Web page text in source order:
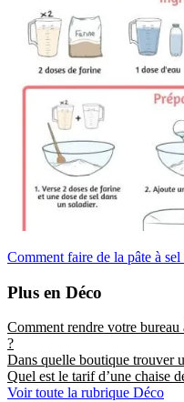
Comment faire de la pâte à
Plus en Déco
Comment rendre votre
?
Dans quelle boutique trouver
Quel est le tarif d’une chaise
Voir toute la rubrique Déco